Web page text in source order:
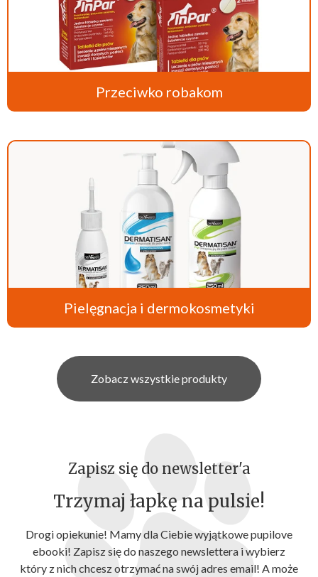
Przeciwko robakom
Pielęgnacja i dermokosmetyki
Zobacz wszystkie produkty
Zapisz się do newsletter'a
Trzymaj łapkę na pulsie!
Drogi opiekunie! Mamy dla Ciebie wyjątkowe pupilove
ebooki! Zapisz się do naszego newslettera i wybierz
który z nich chcesz otrzymać na swój adres email! A może